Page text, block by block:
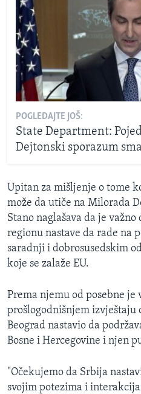
POGLEDAJTE JOŠ:
State Department:
Dejtonski sporazum
Upitan za mišljenje o tome
može da utiče na Milorada
Stano naglašava da je
regionu nastave da rade na
saradnji i dobrosusedskim
koje se zalaže EU.
Prema njemu od posebne je
prošlogodnišnjem izvještaju
Beograd nastavio da
Bosne i Hercegovine i njen
"Očekujemo da Srbija
svojim potezima i